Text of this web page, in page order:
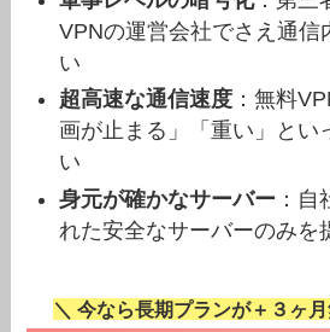
VPNの運営会社でさえ通信
い
超高速な通信速度 ：無料
画が止まる」「重い」とい
い
身元が確かなサーバー ：
れた安全なサーバーのみを
＼ 今なら長期プランが＋３ヶ